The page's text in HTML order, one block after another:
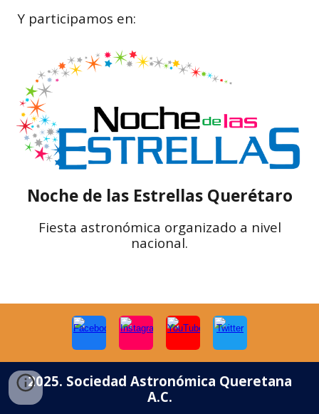
Y participamos en:
Noche de las Estrellas Querétaro
Fiesta astronómica organizado a nivel
nacional.
2025. Sociedad Astronómica Queretana
A.C.